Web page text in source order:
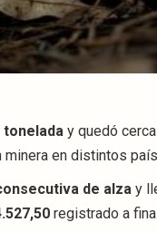
tonelada y quedó
en distintos
de alza y
registrado a